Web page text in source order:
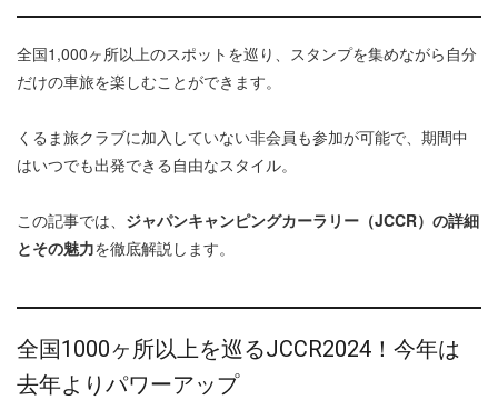
全国1,000ヶ所以上のスポットを巡り、スタンプを集めながら自分
だけの車旅を楽しむことができます。
くるま旅クラブに加入していない非会員も参加が可能で、期間中
はいつでも出発できる自由なスタイル。
この記事では、 ジャパンキャンピングカーラリー（JCCR）の詳細
とその魅力を徹底解説します。
全国1000ヶ所以上を巡るJCCR2024！今年は
去年よりパワーアップ